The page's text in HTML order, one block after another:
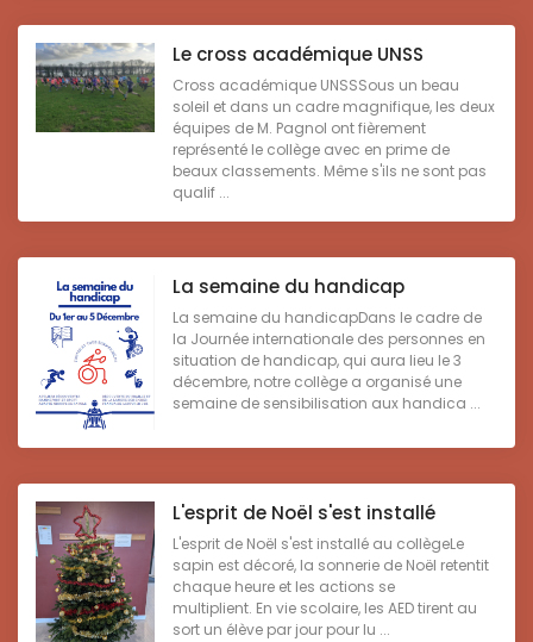
Le cross académique UNSS
Cross académique UNSSSous un beau
soleil et dans un cadre magnifique, les deux
équipes de M. Pagnol ont fièrement
représenté le collège avec en prime de
beaux classements. Même s'ils ne sont pas
qualif ...
La semaine du handicap
La semaine du handicapDans le cadre de
la Journée internationale des personnes en
situation de handicap, qui aura lieu le 3
décembre, notre collège a organisé une
semaine de sensibilisation aux handica ...
L'esprit de Noël s'est installé
L'esprit de Noël s'est installé au collègeLe
sapin est décoré, la sonnerie de Noël retentit
chaque heure et les actions se
multiplient. En vie scolaire, les AED tirent au
sort un élève par jour pour lu ...